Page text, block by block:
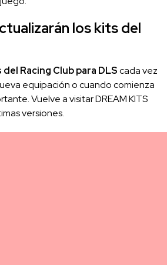
los kits del
del Racing Club para DLScada vez
equipación o cuando comienza
Vuelve a visitar DREAM KITS
versiones.